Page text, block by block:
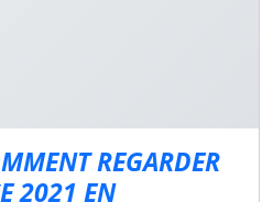
REGARDER
2021 EN